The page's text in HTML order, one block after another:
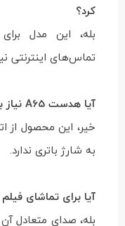
کرد؟
بله، این مدل
تماس‌های اینترنتی
آیا هدست A65 نیاز به شارژ دارد؟
خیر، این محصول از
به شارژ باتری ندارد.
آیا برای تماشای
بله، صدای متعادل